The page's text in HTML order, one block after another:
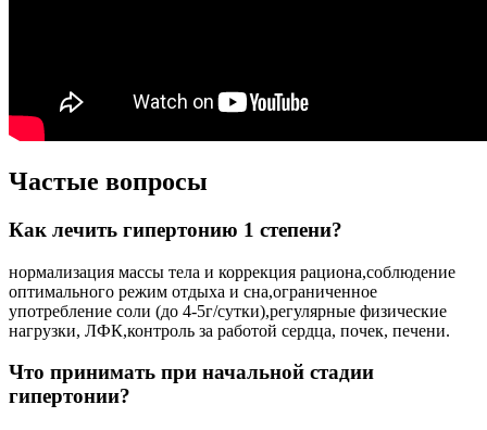
Частые вопросы
Как лечить гипертонию 1 степени?
нормализация массы тела и коррекция рациона,соблюдение
оптимального режим отдыха и сна,ограниченное
употребление соли (до 4-5г/сутки),регулярные физические
нагрузки, ЛФК,контроль за работой сердца, почек, печени.
Что принимать при начальной стадии
гипертонии?